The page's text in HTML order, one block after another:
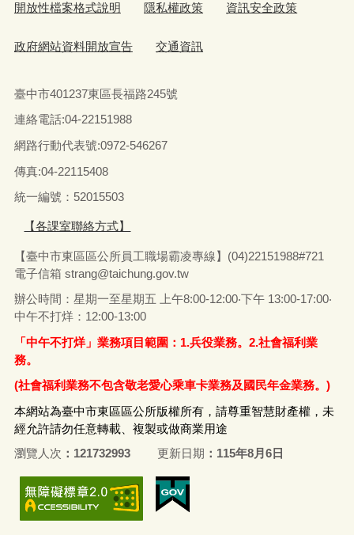
開放性檔案格式說明 隱私權政策 資訊安全政策
政府網站資料開放宣告 交通資訊
臺中市401237東區長福路245號
連絡電話:04-22151988
網路行動代表號:0972-546267
傳真:04-22115408
統一編號：52015503
【各課室聯絡方式】
【臺中市東區區公所員工職場霸凌專線】(04)22151988#721
電子信箱 strang@taichung.gov.tw
辦公時間：星期一至星期五 上午8:00-12:00‧下午 13:00-17:00‧
中午不打烊：12:00-13:00
「中午不打烊」業務項目範圍：1.兵役業務。2.社會福利業
務。
(社會福利業務不包含敬老愛心乘車卡業務及國民年金業務。)
本網站為臺中市東區區公所版權所有，請尊重智慧財產權，未
經允許請勿任意轉載、複製或做商業用途
瀏覽人次
121732993 更新日期 115年8月6日